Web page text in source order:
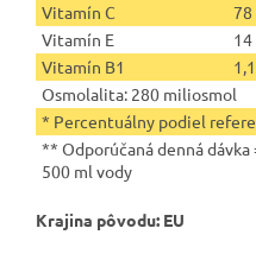
Vitamín C
78
Vitamín E
14
Vitamín B1
Osmolalita: 280 miliosmol
* Percentuálny podiel
** Odporúčaná denná
500 ml vody
Krajina pôvodu: EU